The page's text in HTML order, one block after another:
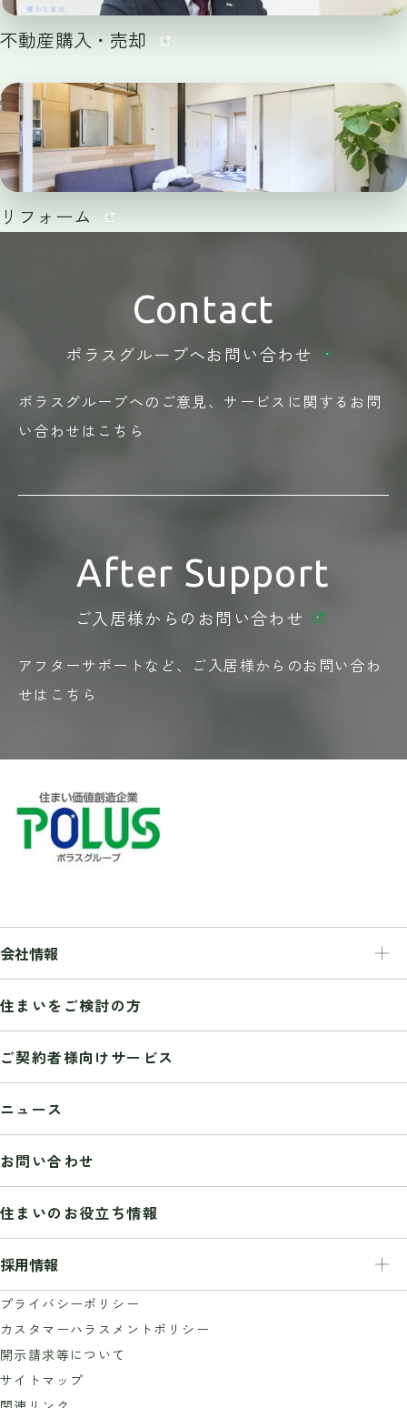
不動産購入・売却
リフォーム
Contact
ポラスグループへお問い合わせ
ポラスグループへのご意見、 サービスに関する お問
い合わせはこちら
After Support
ご入居様からの お問い合わせ
アフターサポートなど、 ご入居様からのお問い合わ
せはこちら
会社情報
トップメッセージ
会社概要
業務推移
沿革
グッドデザイン賞
ISO認証取得
健康経営推進
グループ会社
広告ギャラリー
住まいをご検討の方
ご契約者様向けサービス
ニュース
お問い合わせ
住まいのお役立ち情報
採用情報
採用情報
新卒採用
キャリア採用
障がい者雇用
大工さん・職人さん採用
プライバシーポリシー
カスタマーハラスメントポリシー
開示請求等について
サイトマップ